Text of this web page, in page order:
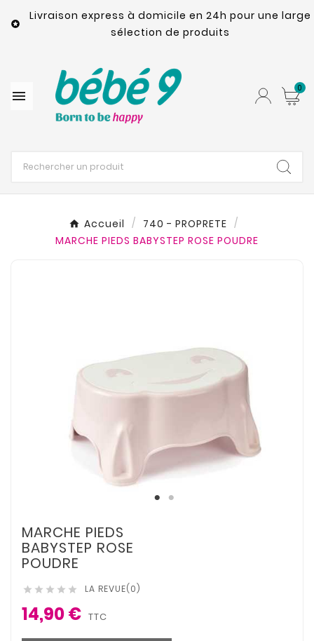

Livraison express à domicile en 24h pour une large
sélection de produits
 0
Accueil
740 - PROPRETE
MARCHE PIEDS BABYSTEP ROSE POUDRE
MARCHE PIEDS
BABYSTEP ROSE
POUDRE
     LA REVUE(0)
14,90 € TTC